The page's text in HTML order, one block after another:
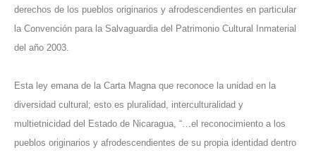
derechos de los pueblos originarios y afrodescendientes en particular
la Convención para la Salvaguardia del Patrimonio Cultural Inmaterial
del año 2003.
Esta ley emana de la Carta Magna que reconoce la unidad en la
diversidad cultural; esto es pluralidad, interculturalidad y
multietnicidad del Estado de Nicaragua, “…el reconocimiento a los
pueblos originarios y afrodescendientes de su propia identidad dentro